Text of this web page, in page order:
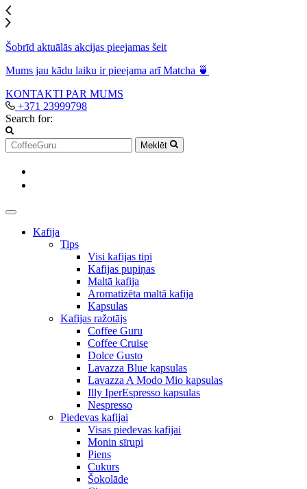
Šobrīd aktuālās akcijas pieejamas šeit
Mums jau kādu laiku ir pieejama arī Matcha 🍵
KONTAKTI PAR MUMS
+371 23999798
Search for:
Meklēt
Kafija
Tips
Visi kafijas tipi
Kafijas pupiņas
Maltā kafija
Aromatizēta maltā kafija
Kapsulas
Kafijas ražotājs
Coffee Guru
Coffee Cruise
Dolce Gusto
Lavazza Blue kapsulas
Lavazza A Modo Mio kapsulas
Illy IperEspresso kapsulas
Nespresso
Piedevas kafijai
Visas piedevas kafijai
Monin sīrupi
Piens
Cukurs
Šokolāde